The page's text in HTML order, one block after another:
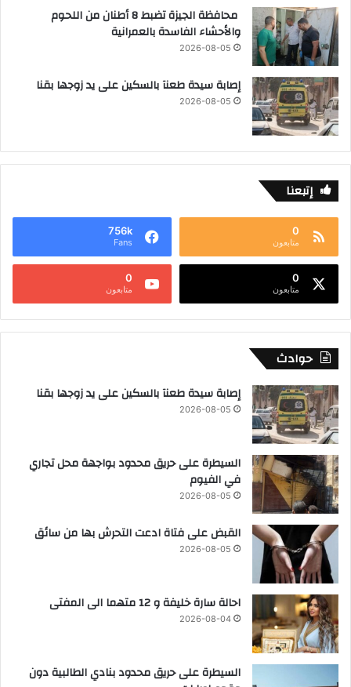
محافظة الجيزة تضبط 8 أطنان من اللحوم
والأحشاء الفاسدة بالعمرانية
2026-08-05
إصابة سيدة طعنآ بالسكين على يد زوجها بقنا
2026-08-05
إتبعنا
0
متابعون
756k
Fans
0
متابعون
0
متابعون
حوادث
إصابة سيدة طعنآ بالسكين على يد زوجها بقنا
2026-08-05
السيطرة على حريق محدود بواجهة محل تجاري
في الفيوم
2026-08-05
القبض على فتاة ادعت التحرش بها من سائق
2026-08-05
احالة سارة خليفة و 12 متهما الى المفتى
2026-08-04
السيطرة على حريق محدود بنادي الطالبية دون